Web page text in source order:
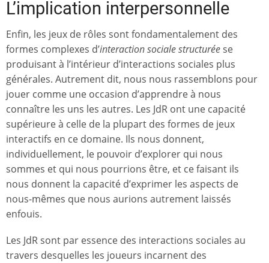
L’implication interpersonnelle
Enfin, les jeux de rôles sont fondamentalement des
formes complexes d’interaction sociale structuréese
produisant à l’intérieur d’interactions sociales plus
générales. Autrement dit, nous nous rassemblons pour
jouer comme une occasion d’apprendre à nous
connaître les uns les autres. Les JdR ont une capacité
supérieure à celle de la plupart des formes de jeux
interactifs en ce domaine. Ils nous donnent,
individuellement, le pouvoir d’explorer qui nous
sommes et qui nous pourrions être, et ce faisant ils
nous donnent la capacité d’exprimer les aspects de
nous-mêmes que nous aurions autrement laissés
enfouis.
Les JdR sont par essence des interactions sociales au
travers desquelles les joueurs incarnent des